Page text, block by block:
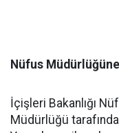
Nüfus
İçişleri Bakanlığı
Müdürlüğü